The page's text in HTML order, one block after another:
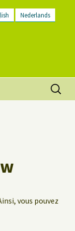
Nederlands
vous pouvez